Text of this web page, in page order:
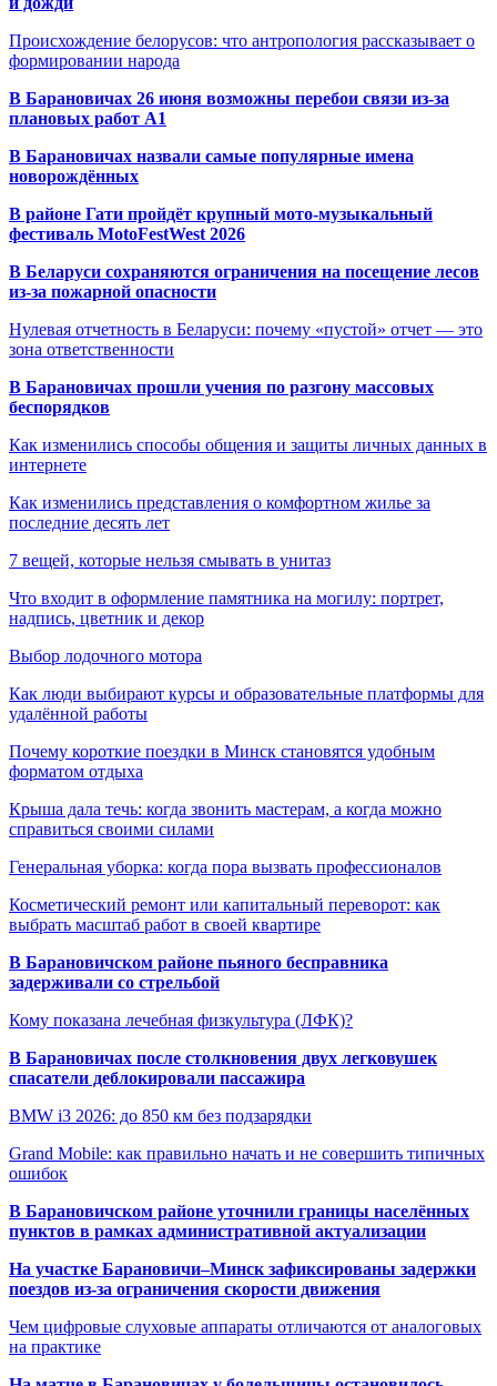
Происхождение белорусов: что антропология рассказывает о
формировании народа
В Барановичах 26 июня возможны перебои связи из-за
плановых работ A1
В Барановичах назвали самые популярные имена
новорождённых
В районе Гати пройдёт крупный мото-музыкальный
фестиваль MotoFestWest 2026
В Беларуси сохраняются ограничения на посещение лесов
из-за пожарной опасности
Нулевая отчетность в Беларуси: почему «пустой» отчет — это
зона ответственности
В Барановичах прошли учения по разгону массовых
беспорядков
Как изменились способы общения и защиты личных данных в
интернете
Как изменились представления о комфортном жилье за
последние десять лет
7 вещей, которые нельзя смывать в унитаз
Что входит в оформление памятника на могилу: портрет,
надпись, цветник и декор
Выбор лодочного мотора
Как люди выбирают курсы и образовательные платформы для
удалённой работы
Почему короткие поездки в Минск становятся удобным
форматом отдыха
Крыша дала течь: когда звонить мастерам, а когда можно
справиться своими силами
Генеральная уборка: когда пора вызвать профессионалов
Косметический ремонт или капитальный переворот: как
выбрать масштаб работ в своей квартире
В Барановичском районе пьяного бесправника
задерживали со стрельбой
Кому показана лечебная физкультура (ЛФК)?
В Барановичах после столкновения двух легковушек
спасатели деблокировали пассажира
BMW i3 2026: до 850 км без подзарядки
Grand Mobile: как правильно начать и не совершить типичных
ошибок
В Барановичском районе уточнили границы населённых
пунктов в рамках административной актуализации
На участке Барановичи–Минск зафиксированы задержки
поездов из-за ограничения скорости движения
Чем цифровые слуховые аппараты отличаются от аналоговых
на практике